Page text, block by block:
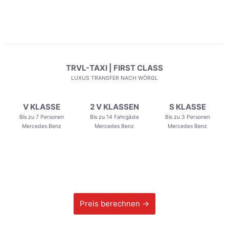
TRVL-TAXI | FIRST CLASS
LUXUS TRANSFER NACH WÖRGL
V KLASSE
Bis zu 7 Personen
Mercedes Benz
2 V KLASSEN
Bis zu 14 Fahrgäste
Mercedes Benz
S KLASSE
Bis zu 3 Personen
Mercedes Benz
Preis berechnen →